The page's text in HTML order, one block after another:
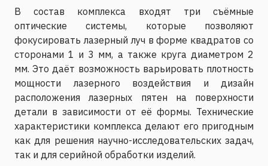
В состав комплекса входят три съёмные
оптические системы, которые позволяют
фокусировать лазерный луч в форме квадратов со
сторонами 1 и 3 мм, а также круга диаметром 2
мм. Это даёт возможность варьировать плотность
мощности лазерного воздействия и дизайн
расположения лазерных пятен на поверхности
детали в зависимости от её формы. Технические
характеристики комплекса делают его пригодным
как для решения научно-исследовательских задач,
так и для серийной обработки изделий.